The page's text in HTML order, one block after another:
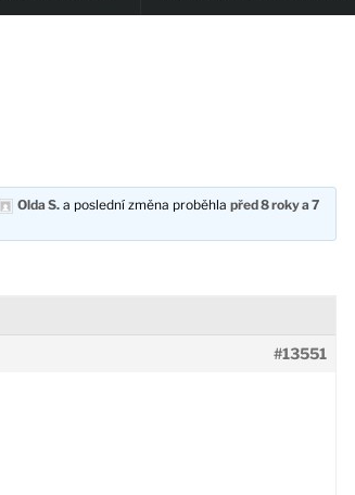
Olda S. a poslední změna proběhlapřed 8 roky a 7
#13551